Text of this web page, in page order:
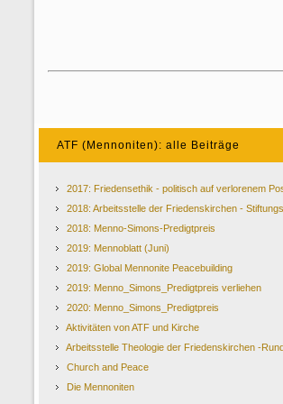
ATF (Mennoniten): alle Beiträge
2017: Friedensethik - politisch auf verlorenem
2018: Arbeitsstelle der Friedenskirchen -
2018: Menno‐Simons‐Predigtpreis
2019: Mennoblatt (Juni)
2019: Global Mennonite Peacebuilding
2019: Menno_Simons_Predigtpreis verliehen
2020: Menno_Simons_Predigtpreis
Aktivitäten von ATF und Kirche
Arbeitsstelle Theologie der Friedenskirchen -
Church and Peace
Die Mennoniten